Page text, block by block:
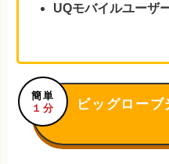
UQモバイルユーザ
簡単
１分
ビッグロー